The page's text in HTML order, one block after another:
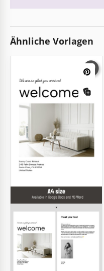
Ähnliche Vorlagen